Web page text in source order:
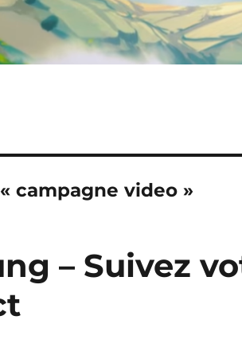
« campagne video »
– Suivez